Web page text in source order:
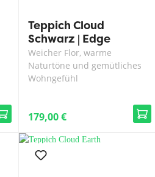
Teppich Cloud
Schwarz | Edge
170x230 cm
Weicher Flor, warme
Naturtöne und gemütliches
Wohngefühl
179,00 €